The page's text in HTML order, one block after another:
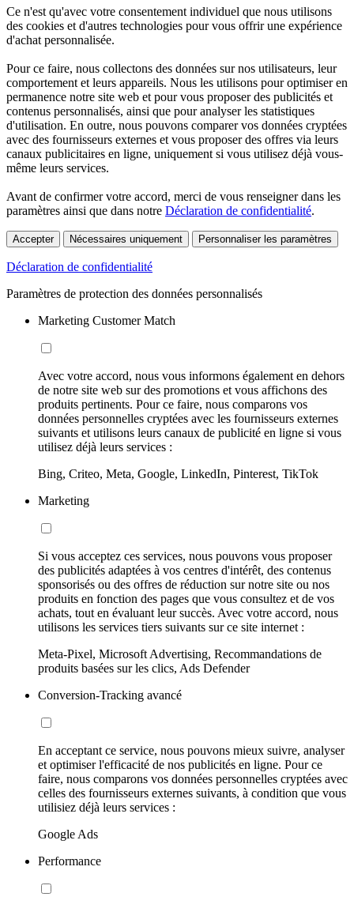
Ce n'est qu'avec votre consentement individuel que nous utilisons
des cookies et d'autres technologies pour vous offrir une expérience
d'achat personnalisée.
Pour ce faire, nous collectons des données sur nos utilisateurs, leur
comportement et leurs appareils. Nous les utilisons pour optimiser en
permanence notre site web et pour vous proposer des publicités et
contenus personnalisés, ainsi que pour analyser les statistiques
d'utilisation. En outre, nous pouvons comparer vos données cryptées
avec des fournisseurs externes et vous proposer des offres via leurs
canaux publicitaires en ligne, uniquement si vous utilisez déjà vous-
même leurs services.
Avant de confirmer votre accord, merci de vous renseigner dans les
paramètres ainsi que dans notre Déclaration de confidentialité.
Accepter Nécessaires uniquement Personnaliser les paramètres
Déclaration de confidentialité
Paramètres de protection des données personnalisés
Marketing Customer Match
Avec votre accord, nous vous informons également en dehors
de notre site web sur des promotions et vous affichons des
produits pertinents. Pour ce faire, nous comparons vos
données personnelles cryptées avec les fournisseurs externes
suivants et utilisons leurs canaux de publicité en ligne si vous
utilisez déjà leurs services :
Bing, Criteo, Meta, Google, LinkedIn, Pinterest, TikTok
Marketing
Si vous acceptez ces services, nous pouvons vous proposer
des publicités adaptées à vos centres d'intérêt, des contenus
sponsorisés ou des offres de réduction sur notre site ou nos
produits en fonction des pages que vous consultez et de vos
achats, tout en évaluant leur succès. Avec votre accord, nous
utilisons les services tiers suivants sur ce site internet :
Meta-Pixel, Microsoft Advertising, Recommandations de
produits basées sur les clics, Ads Defender
Conversion-Tracking avancé
En acceptant ce service, nous pouvons mieux suivre, analyser
et optimiser l'efficacité de nos publicités en ligne. Pour ce
faire, nous comparons vos données personnelles cryptées avec
celles des fournisseurs externes suivants, à condition que vous
utilisiez déjà leurs services :
Google Ads
Performance